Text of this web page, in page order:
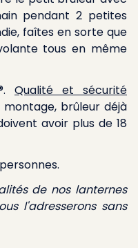
pendant 2 petites
faîtes en sorte que
tous en même
Qualité et sécurité
brûleur déjà
avoir plus de 18
de nos lanternes
l'adresserons sans